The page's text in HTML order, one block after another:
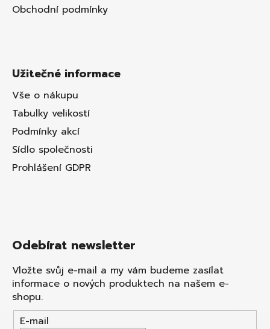
Obchodní podmínky
Užitečné informace
Vše o nákupu
Tabulky velikostí
Podmínky akcí
Sídlo společnosti
Prohlášení GDPR
Odebírat newsletter
Vložte svůj e-mail a my vám budeme zasílat
informace o nových produktech na našem e-
shopu.
E-mail